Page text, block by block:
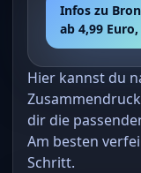
Infos zu
ab 4,99
Hier kannst du
dir die
Am besten
Schritt.